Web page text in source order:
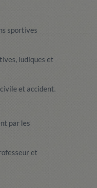
sportives
ludiques et
et accident.
par les
et